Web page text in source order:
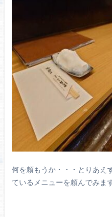
何を頼もうか・・・とりあえ
ているメニューを頼んでみま